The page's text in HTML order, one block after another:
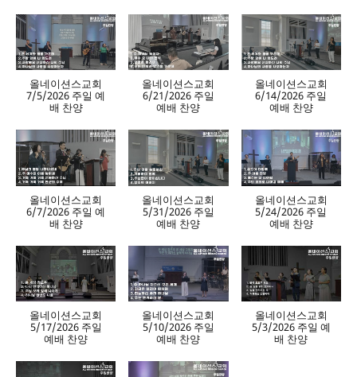
올네이션스교회
7/5/2026 주일 예
배 찬양
올네이션스교회
6/21/2026 주일
예배 찬양
올네이션스교회
6/14/2026 주일
예배 찬양
올네이션스교회
6/7/2026 주일 예
배 찬양
올네이션스교회
5/31/2026 주일
예배 찬양
올네이션스교회
5/24/2026 주일
예배 찬양
올네이션스교회
5/17/2026 주일
예배 찬양
올네이션스교회
5/10/2026 주일
예배 찬양
올네이션스교회
5/3/2026 주일 예
배 찬양